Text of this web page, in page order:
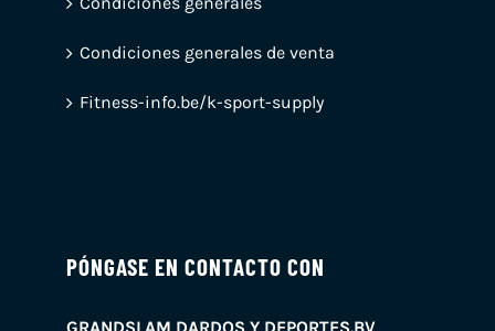
Condiciones generales de venta
Fitness-info.be/k-sport-supply
PÓNGASE EN CONTACTO CON
GRANDSLAM DARDOS Y DEPORTES.BV